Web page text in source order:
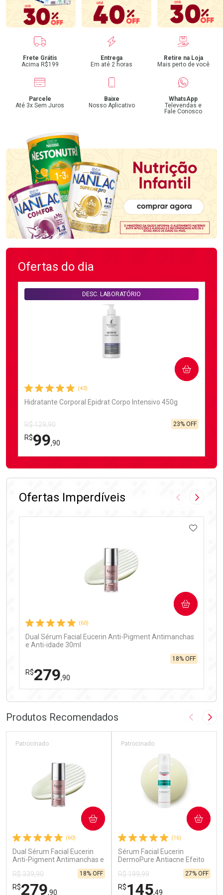
Benefícios
Frete Grátis
Acima R$199
Entrega
Em até 2 horas
Retire na Loja
Mais perto de você
Parcele
Até 3x Sem Juros
Baixe
Nosso Aplicativo
WhatsApp
Televendas e
Fale Conosco
Ofertas do dia
(43)
Hidratante Corporal Epidrat Corpo Intensivo 450g
DESC. LABORATÓRIO
R$ 129,90
R$99,90
23% OFF
COMPRAR
FECHAR
FECHAR
Ofertas Imperdíveis Imagem
(60)
Dual Sérum Facial Eucerin Anti-Pigment Antimanchas
e Anti-idade 30ml
R$279,90
18% OFF
COMPRAR
Laboratório
Ativar Desconto
Comprar sem Desconto
Por Menos
Comprar sem Desconto
Produtos Recomendados Imagem
(60)
Dual Sérum Facial Eucerin
Anti-Pigment Antimanchas e
Patrocinado
R$ 339,90
R$279,90
18% OFF
COMPRAR
(16)
Sérum Facial Eucerin
DermoPure Antiacne Efeito
Patrocinado
R$ 199,99
R$145,49
27% OFF
COMPRAR